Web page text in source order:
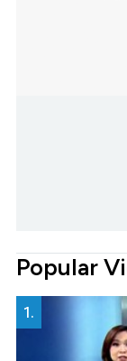
Popular
1.